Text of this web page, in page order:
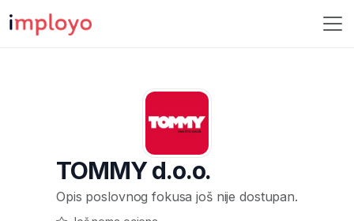
TOMMY d.o.o.
Opis poslovnog fokusa još nije dostupan.